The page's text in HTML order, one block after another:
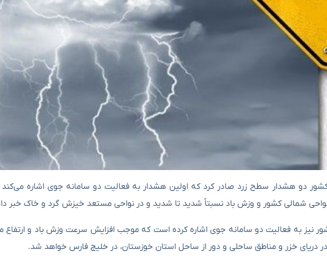
هواشناسی کشور دو هشدار سطح زرد صادر کرد که اولین هشدار به فعالیت دو سامانه جوی اشاره
شمالی کشور و وزش باد نسبتاً شدید تا شدید و در نواحی مستعد خیزش گرد و خاک خبر
به فعالیت دو سامانه جوی اشاره کرده است که موجب افزایش سرعت وزش باد و ارتفاع
در دریای خزر و مناطق ساحلی و دور از ساحل استان خوزستان، در خلیج فارس خواهد شد.